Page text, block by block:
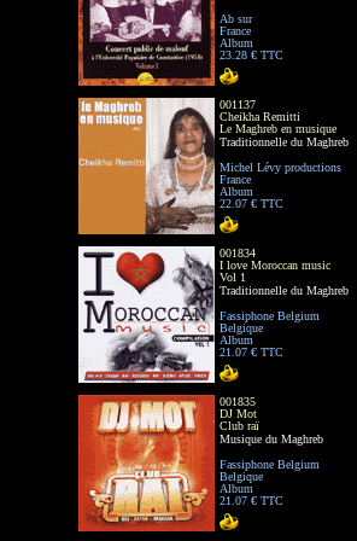
Ab sur
France
Album
23.28 € TTC
001137
Cheikha Remitti
Le Maghreb en musique
Traditionnelle du Maghreb
Michel Lévy productions
France
Album
22.07 € TTC
001834
I love Moroccan music
Vol 1
Traditionnelle du Maghreb
Fassiphone Belgium
Belgique
Album
21.07 € TTC
001835
DJ Mot
Club raï
Musique du Maghreb
Fassiphone Belgium
Belgique
Album
21.07 € TTC